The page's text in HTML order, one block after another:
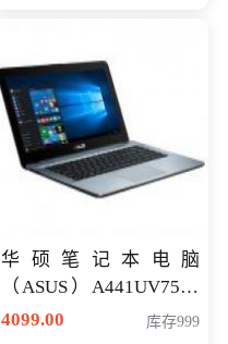
华硕笔记本电脑
（ASUS）A441UV7500
顽石（7代i7-7500U 4G
4099.00 库存999